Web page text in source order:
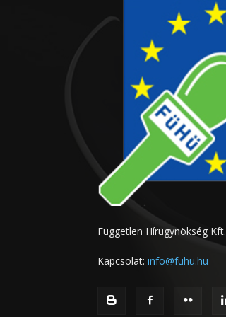
Független Hírügynökség Kft.
Kapcsolat: info@fuhu.hu